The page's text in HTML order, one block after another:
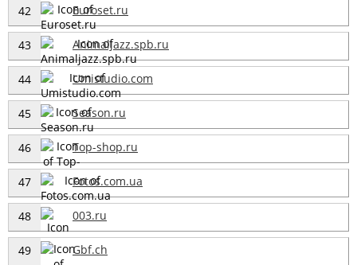
42 Euroset.ru
43 Animaljazz.spb.ru
44 Umistudio.com
45 Season.ru
46 Top-shop.ru
47 Fotos.com.ua
48 003.ru
49 Gbf.ch